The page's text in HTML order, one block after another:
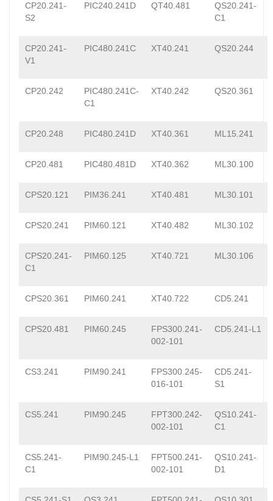
CP20.241-
S2
PIC240.241D QT40.481
QS20.241-
C1
CP20.241-
V1
PIC480.241C XT40.241 QS20.244
CP20.242
PIC480.241C-
C1
XT40.242 QS20.361
CP20.248 PIC480.241D XT40.361 ML15.241
CP20.481 PIC480.481D XT40.362 ML30.100
CPS20.121 PIM36.241 XT40.481 ML30.101
CPS20.241 PIM60.121 XT40.482 ML30.102
CPS20.241-
C1
PIM60.125 XT40.721 ML30.106
CPS20.361 PIM60.241 XT40.722 CD5.241
CPS20.481 PIM60.245
FPS300.241-
002-101
CD5.241-L1
CS3.241 PIM90.241
FPS300.245-
016-101
CD5.241-
S1
CS5.241 PIM90.245
FPT300.242-
002-101
QS10.241-
C1
CS5.241-
C1
PIM90.245-L1
FPT500.241-
002-101
QS10.241-
D1